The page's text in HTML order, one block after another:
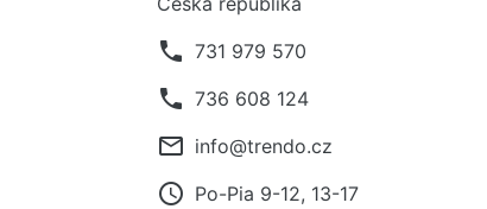
phone 731 979 570
phone 736 608 124
mail_outline info@trendo.cz
access_time Po-Pia 9-12, 13-17